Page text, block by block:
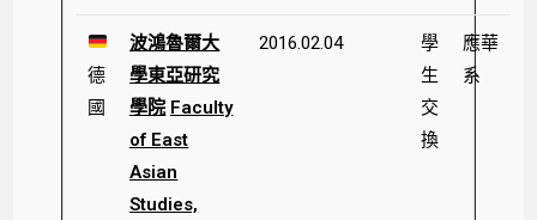
德
國
波鴻魯爾大
學東亞研究
學院 Faculty
of East
Asian
Studies,
2016.02.04
學
生
交
換
應華
系